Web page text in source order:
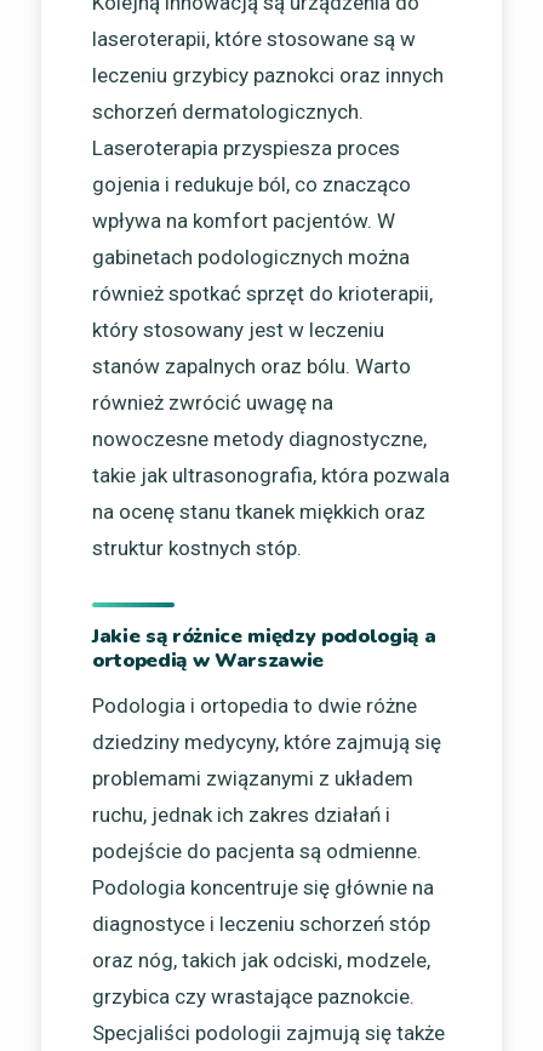
laseroterapii, które stosowane są w
leczeniu grzybicy paznokci oraz innych
schorzeń dermatologicznych.
Laseroterapia przyspiesza proces
gojenia i redukuje ból, co znacząco
wpływa na komfort pacjentów. W
gabinetach podologicznych można
również spotkać sprzęt do krioterapii,
który stosowany jest w leczeniu
stanów zapalnych oraz bólu. Warto
również zwrócić uwagę na
nowoczesne metody diagnostyczne,
takie jak ultrasonografia, która pozwala
na ocenę stanu tkanek miękkich oraz
struktur kostnych stóp.
Jakie są różnice między podologią a
ortopedią w Warszawie
Podologia i ortopedia to dwie różne
dziedziny medycyny, które zajmują się
problemami związanymi z układem
ruchu, jednak ich zakres działań i
podejście do pacjenta są odmienne.
Podologia koncentruje się głównie na
diagnostyce i leczeniu schorzeń stóp
oraz nóg, takich jak odciski, modzele,
grzybica czy wrastające paznokcie.
Specjaliści podologii zajmują się także